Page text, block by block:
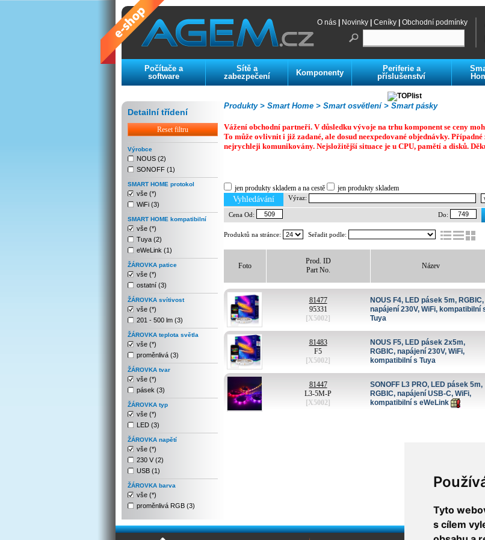
Tyto
s cílem
O nás Novinky Ceníky Obchodní podmínky
Počítače a
software
Sítě a
zabezpečení
Komponenty
Periferie a
příslušenství
Detailní třídení
Reset filtru
Výrobce
NOUS (2)
SONOFF (1)
SMART HOME protokol
vše (*)
WiFi (3)
SMART HOME kompatibilní
vše (*)
Tuya (2)
eWeLink (1)
ŽÁROVKA patice
vše (*)
ostatní (3)
ŽÁROVKA svítivost
vše (*)
201 - 500 lm (3)
ŽÁROVKA teplota světla
vše (*)
proměnlivá (3)
ŽÁROVKA tvar
vše (*)
pásek (3)
ŽÁROVKA typ
vše (*)
LED (3)
ŽÁROVKA napětí
vše (*)
230 V (2)
USB (1)
ŽÁROVKA barva
vše (*)
proměnlivá RGB (3)
Smart pásky
Smart osvětlení >
Smart Home >
Produkty >
Vážení obchodní partneři. V důsledku vývoje na trhu komponent se ceny
To může ovlivnit i již zadané, ale dosud neexpedované objednávky. Případné
nejrychleji komunikovány. Nejsložitější situace je u CPU, pamětí a disků.
jen produkty skladem a na cestě jen produkty skladem
Vyhledávání Výraz:
Cena Od: Do:
Produktů na stránce: Seřadit podle:
Foto
Prod. ID
Part No.
Název
81477
95331
[X5002]
NOUS F4, LED pásek 5m, RGBIC,
napájení 230V, WiFi, kompatibilní
Tuya
81483
F5
[X5002]
NOUS F5, LED pásek 2x5m,
RGBIC, napájení 230V, WiFi,
kompatibilní s Tuya
81447
L3-5M-P
[X5002]
SONOFF L3 PRO, LED pásek 5m,
RGBIC, napájení USB-C, WiFi,
kompatibilní s eWeLink